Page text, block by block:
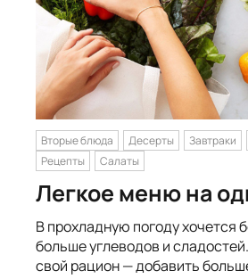
Вторые блюда Десерты Завтраки
Рецепты
Салаты
Легкое меню на
В прохладную погоду хочется
больше углеводов и
свой рацион — добавить